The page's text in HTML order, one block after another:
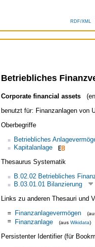
RDF/XML
Betriebliches
Corporate financial assets
benutzt für: Finanzanlagen von
Oberbegriffe
Betriebliches
Kapitalanlage
Thesaurus Systematik
B.02.02 Betriebliches
B.03.01.01 Bilanzierung
Links zu anderen Thesauri und
= Finanzanlagevermögen
= Finanzanlage (aus Wikidata)
Persistenter Identifier (für